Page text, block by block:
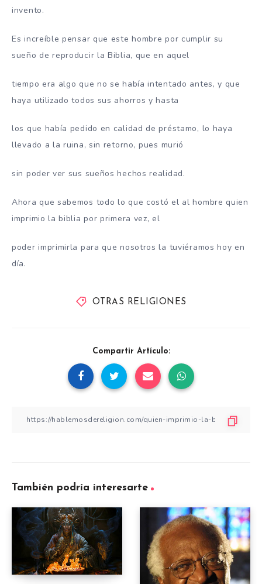
invento.
Es increíble pensar que este hombre por cumplir su
sueño de reproducir la Biblia, que en aquel
tiempo era algo que no se había intentado antes, y que
haya utilizado todos sus ahorros y hasta
los que había pedido en calidad de préstamo, lo haya
llevado a la ruina, sin retorno, pues murió
sin poder ver sus sueños hechos realidad.
Ahora que sabemos todo lo que costó el al hombre quien
imprimio la biblia por primera vez, el
poder imprimirla para que nosotros la tuviéramos hoy en
día.
OTRAS RELIGIONES
Compartir Artículo:
También podría interesarte